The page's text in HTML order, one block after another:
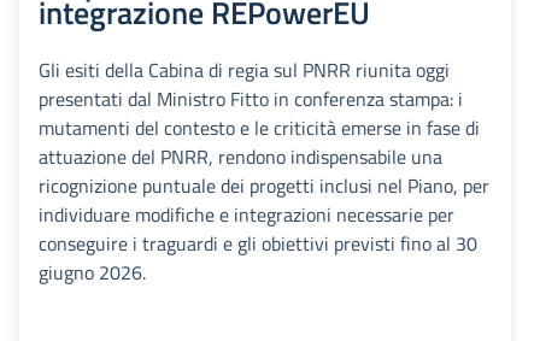
integrazione REPowerEU
Gli esiti della Cabina di regia sul PNRR riunita oggi
presentati dal Ministro Fitto in conferenza stampa: i
mutamenti del contesto e le criticità emerse in fase di
attuazione del PNRR, rendono indispensabile una
ricognizione puntuale dei progetti inclusi nel Piano, per
individuare modifiche e integrazioni necessarie per
conseguire i traguardi e gli obiettivi previsti fino al 30
giugno 2026.